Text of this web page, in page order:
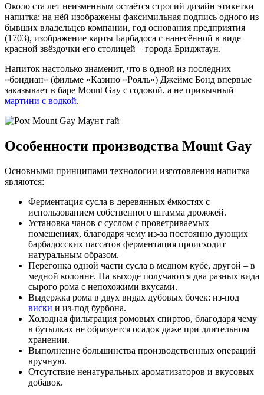
Около ста лет неизменным остаётся строгий дизайн этикетки
напитка: на нёй изображены факсимильная подпись одного из
бывших владельцев компании, год основания предприятия
(1703), изображение карты Барбадоса с нанесённой в виде
красной звёздочки его столицей – города Бриджтаун.
Напиток настолько знаменит, что в одной из последних
«бондиан» (фильме «Казино «Рояль») Джеймс Бонд впервые
заказывает в баре Mount Gay с содовой, а не привычный
мартини с водкой.
Особенности производства Mount Gay
Основными принципами технологии изготовления напитка
являются:
Ферментация сусла в деревянных ёмкостях с
использованием собственного штамма дрожжей.
Установка чанов с суслом с проветриваемых
помещениях, благодаря чему из-за постоянно дующих
барбадосских пассатов ферментация происходит
натуральным образом.
Перегонка одной части сусла в медном кубе, другой – в
медной колонне. На выходе получаются два разных вида
сырого рома с непохожими вкусами.
Выдержка рома в двух видах дубовых бочек: из-под
виски и из-под бурбона.
Холодная фильтрация ромовых спиртов, благодаря чему
в бутылках не образуется осадок даже при длительном
хранении.
Выполнение большинства производственных операций
вручную.
Отсутствие ненатуральных ароматизаторов и вкусовых
добавок.